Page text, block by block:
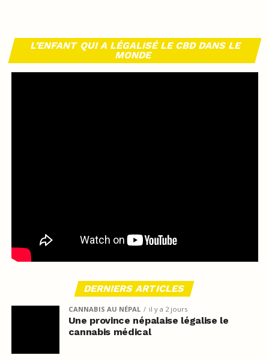
L’ENFANT QUI A LÉGALISÉ LE CBD DANS LE
MONDE
DERNIERS ARTICLES
CANNABIS AU NÉPAL il y a 2 jours
Une province népalaise légalise le
cannabis médical